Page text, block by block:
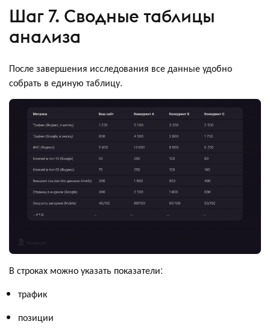
Шаг 7. Сводные таблицы
анализа
После завершения исследования все данные удобно
собрать в единую таблицу.
В строках можно указать показатели:
трафик
позиции